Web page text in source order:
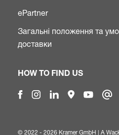
ePartner
Загальні положення та
доставки
HOW TO FIND US
© 2022 - 2026 Kramer GmbH | A